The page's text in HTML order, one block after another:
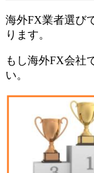
海外FX業者選び
ります。
もし海外FX会社
い。